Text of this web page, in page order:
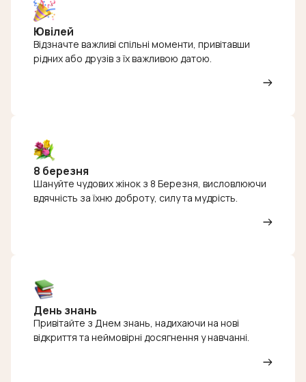
Ювілей
Відзначте важливі спільні моменти, привітавши
рідних або друзів з їх важливою датою.
8 березня
Шануйте чудових жінок з 8 Березня, висловлюючи
вдячність за їхню доброту, силу та мудрість.
День знань
Привітайте з Днем знань, надихаючи на нові
відкриття та неймовірні досягнення у навчанні.